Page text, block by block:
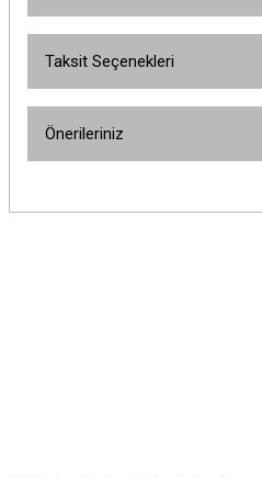
Taksit Seçenekleri
Önerileriniz
yetersiz gördüğünüz noktaları öneri